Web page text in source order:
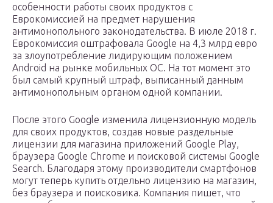
особенности работы своих продуктов с
Еврокомиссией на предмет нарушения
антимонопольного законодательства. В июле 2018 г.
Еврокомиссия оштрафовала Google на 4,3 млрд евро
за злоупотребление лидирующим положением
Android на рынке мобильных ОС. На тот момент это
был самый крупный штраф, выписанный данным
антимонопольным органом одной компании.
После этого Google изменила лицензионную модель
для своих продуктов, создав новые раздельные
лицензии для магазина приложений Google Play,
браузера Google Chrome и поисковой системы Google
Search. Благодаря этому производители смартфонов
могут теперь купить отдельно лицензию на магазин,
без браузера и поисковика. Компания пишет, что